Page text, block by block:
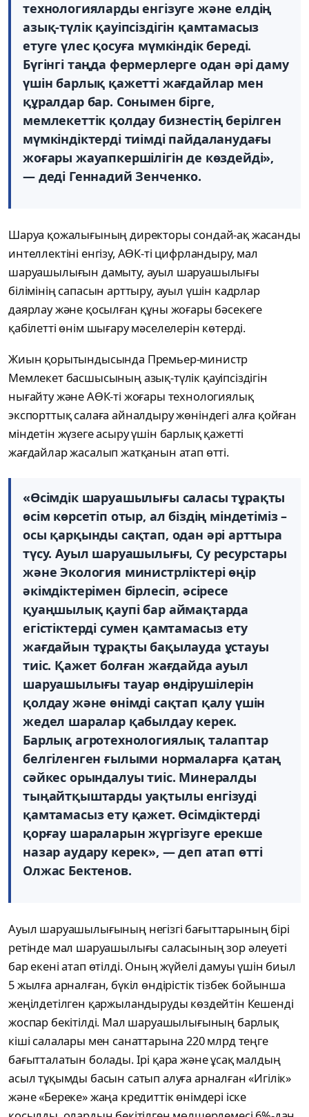
технологияларды енгізуге және елдің
азық-түлік қауіпсіздігін қамтамасыз
етуге үлес қосуға мүмкіндік береді.
Бүгінгі таңда фермерлерге одан әрі даму
үшін барлық қажетті жағдайлар мен
құралдар бар. Сонымен бірге,
мемлекеттік қолдау бизнестің берілген
мүмкіндіктерді тиімді пайдаланудағы
жоғары жауапкершілігін де көздейді»,
— деді Геннадий Зенченко.
Шаруа қожалығының директоры сондай-ақ жасанды
интеллектіні енгізу, АӨК-ті цифрландыру, мал
шаруашылығын дамыту, ауыл шаруашылығы
білімінің сапасын арттыру, ауыл үшін кадрлар
даярлау және қосылған құны жоғары бәсекеге
қабілетті өнім шығару мәселелерін көтерді.
Жиын қорытындысында Премьер-министр
Мемлекет басшысының азық-түлік қауіпсіздігін
нығайту және АӨК-ті жоғары технологиялық
экспорттық салаға айналдыру жөніндегі алға қойған
міндетін жүзеге асыру үшін барлық қажетті
жағдайлар жасалып жатқанын атап өтті.
«Өсімдік шаруашылығы саласы тұрақты
өсім көрсетіп отыр, ал біздің міндетіміз –
осы қарқынды сақтап, одан әрі арттыра
түсу. Ауыл шаруашылығы, Су ресурстары
және Экология министрліктері өңір
әкімдіктерімен бірлесіп, әсіресе
қуаңшылық қаупі бар аймақтарда
егістіктерді сумен қамтамасыз ету
жағдайын тұрақты бақылауда ұстауы
тиіс. Қажет болған жағдайда ауыл
шаруашылығы тауар өндірушілерін
қолдау және өнімді сақтап қалу үшін
жедел шаралар қабылдау керек.
Барлық агротехнологиялық талаптар
белгіленген ғылыми нормаларға қатаң
сәйкес орындалуы тиіс. Минералды
тыңайтқыштарды уақтылы енгізуді
қамтамасыз ету қажет. Өсімдіктерді
қорғау шараларын жүргізуге ерекше
назар аудару керек», — деп атап өтті
Олжас Бектенов.
Ауыл шаруашылығының негізгі бағыттарының бірі
ретінде мал шаруашылығы саласының зор әлеуеті
бар екені атап өтілді. Оның жүйелі дамуы үшін биыл
5 жылға арналған, бүкіл өндірістік тізбек бойынша
жеңілдетілген қаржыландыруды көздейтін Кешенді
жоспар бекітілді. Мал шаруашылығының барлық
кіші салалары мен санаттарына 220 млрд теңге
бағытталатын болады. Ірі қара және ұсақ малдың
асыл тұқымды басын сатып алуға арналған «Игілік»
және «Береке» жаңа кредиттік өнімдері іске